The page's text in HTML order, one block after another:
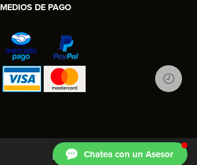
MEDIOS DE PAGO
EMPRESA CONTACTO
Chatea con un Asesor